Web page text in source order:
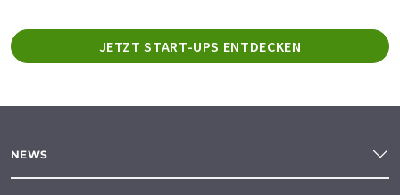
JETZT START-UPS ENTDECKEN
NEWS